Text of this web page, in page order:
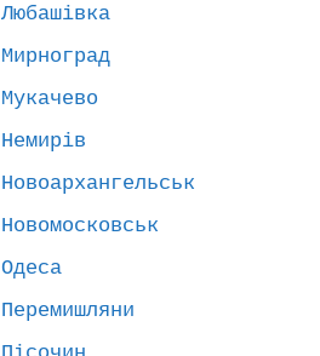
Любашівка
Мирноград
Мукачево
Немирів
Новоархангельськ
Новомосковськ
Одеса
Перемишляни